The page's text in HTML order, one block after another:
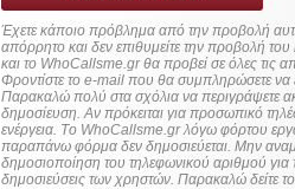
Έχετε κάποιο πρόβλημα από την προβολή
απόρρητο και δεν επιθυμείτε την προβολή
και το WhoCallsme.gr θα προβεί σε όλες τις
Φροντίστε το e-mail που θα συμπληρώσετε να
Παρακαλώ πολύ στα σχόλια να περιγράψετε
δημοσίευση. Αν πρόκειται για προσωπικό τηλέφωνο απαιτείται η ταυτοποίηση των στοιχείων πριν από οποιοδήποτε
ενέργεια. Τo WhoCallsme.gr λόγω φόρτου
παραπάνω φόρμα δεν δημοσιεύεται. Μην
δημοσιοποίηση του τηλεφωνικού αριθμού για
δημοσιεύσεις των χρηστών. Παρακαλώ δείτε